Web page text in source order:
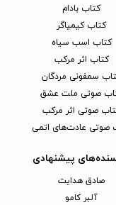
کتاب بادام
کتاب کیمیاگر
کتاب اسب سیاه
کتاب اثر مرکب
سمفونی مردگان
صوتی ملت عشق
صوتی اثر مرکب
صوتی عادت‌های اتمی
پیشنهادی
صادق هدایت
آلبر کامو